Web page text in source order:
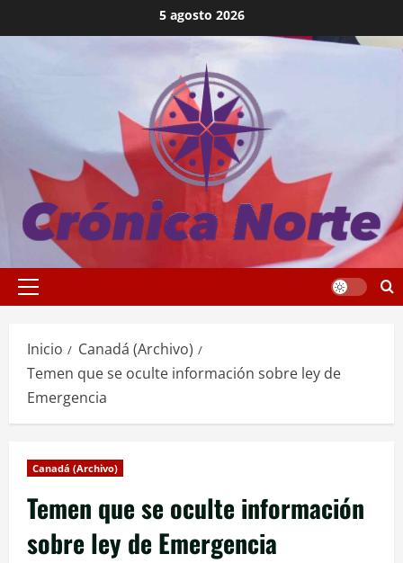
al
5 agosto 2026
Menú
Inicio
Canadá (Archivo)
Temen que se oculte información sobre ley de
Emergencia
Canadá (Archivo)
Temen que se oculte información
sobre ley de Emergencia